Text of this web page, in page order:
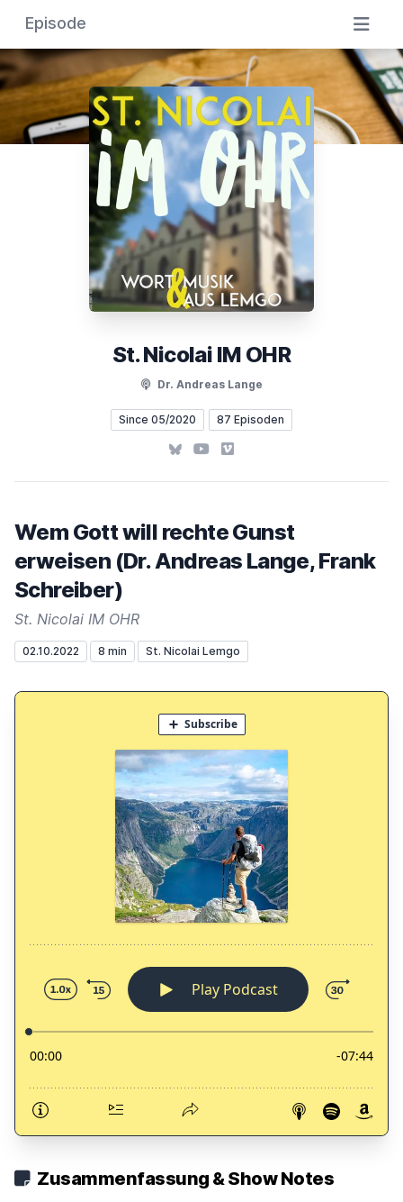
Episode
St. Nicolai IM OHR
Dr. Andreas Lange
Since 05/2020 87 Episoden
BlueskyYouTube
Vimeo
Wem Gott will rechte Gunst
erweisen (Dr. Andreas Lange, Frank
Schreiber)
St. Nicolai IM OHR
02.10.2022 8 min St. Nicolai Lemgo
Zusammenfassung & Show Notes